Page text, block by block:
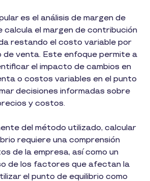
es el análisis de margen de
calcula el margen de contribución
restando el costo variable por
de venta. Este enfoque permite a
el impacto de cambios en
o costos variables en el punto
decisiones informadas sobre
y costos.
del método utilizado, calcular
requiere una comprensión
de la empresa, así como un
de los factores que afectan la
el punto de equilibrio como